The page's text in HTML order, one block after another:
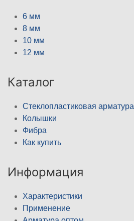
6 мм
8 мм
10 мм
12 мм
Каталог
Стеклопластиковая арматура
Колышки
Фибра
Как купить
Информация
Характеристики
Применение